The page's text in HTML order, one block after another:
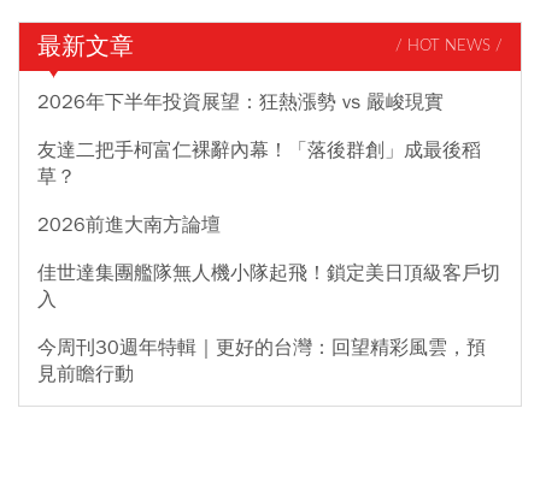
最新文章 / HOT NEWS /
2026年下半年投資展望：狂熱漲勢 vs 嚴峻現實
友達二把手柯富仁裸辭內幕！「落後群創」成最後稻
草？
2026前進大南方論壇
佳世達集團艦隊無人機小隊起飛！鎖定美日頂級客戶切
入
今周刊30週年特輯｜更好的台灣：回望精彩風雲，預
見前瞻行動